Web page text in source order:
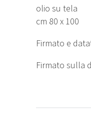
olio su tela
cm 80 x 100
Firmato e
Firmato sulla